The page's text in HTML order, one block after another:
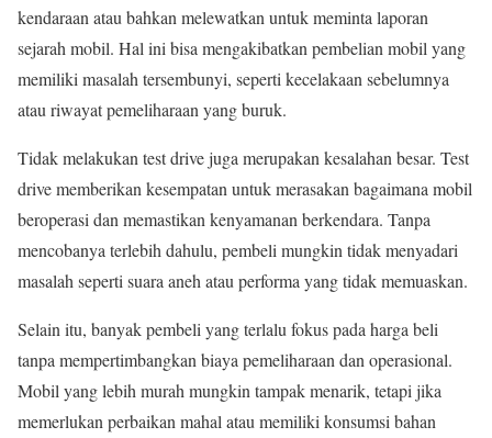
kendaraan atau bahkan melewatkan untuk meminta laporan
sejarah mobil. Hal ini bisa mengakibatkan pembelian mobil yang
memiliki masalah tersembunyi, seperti kecelakaan sebelumnya
atau riwayat pemeliharaan yang buruk.
Tidak melakukan test drive juga merupakan kesalahan besar. Test
drive memberikan kesempatan untuk merasakan bagaimana mobil
beroperasi dan memastikan kenyamanan berkendara. Tanpa
mencobanya terlebih dahulu, pembeli mungkin tidak menyadari
masalah seperti suara aneh atau performa yang tidak memuaskan.
Selain itu, banyak pembeli yang terlalu fokus pada harga beli
tanpa mempertimbangkan biaya pemeliharaan dan operasional.
Mobil yang lebih murah mungkin tampak menarik, tetapi jika
memerlukan perbaikan mahal atau memiliki konsumsi bahan